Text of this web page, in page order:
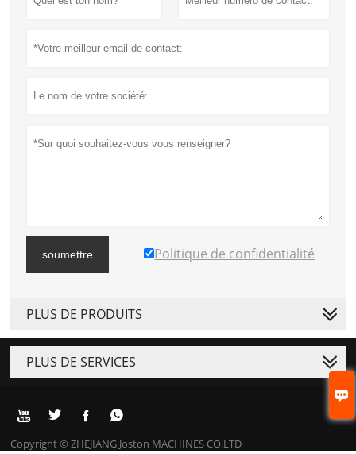

soumettre Politique de confidentialité
PLUS DE PRODUITS
PLUS DE SERVICES
   
Copyright © ZHEJIANG Joston MACHINES CO.LTD